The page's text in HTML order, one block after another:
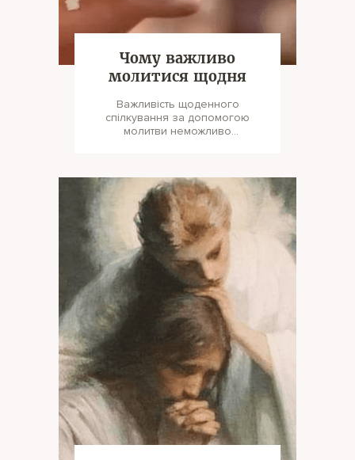
Чому важливо
молитися щодня
Важливість щоденного
спілкування за допомогою
молитви неможливо